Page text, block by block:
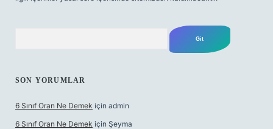
SON YORUMLAR
6 Sınıf Oran Ne Demek için admin
6 Sınıf Oran Ne Demek için Şeyma